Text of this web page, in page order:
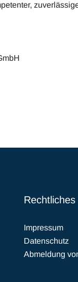
Rechtliches
Impressum
Datenschutz
Abmeldung